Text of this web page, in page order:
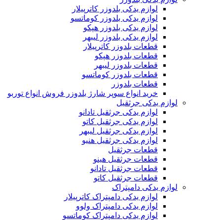
لوازم یدکی بلدوزر کاترپیلار
لوازم یدکی بلدوزر کوماتسو
لوازم یدکی بلدوزر هپکو
لوازم یدکی بلدوزر لیبهر
قطعات بلدوزر کاترپیلار
قطعات بلدوزر هپکو
قطعات بلدوزر لیبهر
قطعات بلدوزر کوماتسو
قطعات بلدوزر
خرید انواع سوپر شارژ بلدوزر فروش انواع توربو
لوازم یدکی جرثقیل
لوازم یدکی جرثقیل تادانو
لوازم یدکی جرثقیل کاتو
لوازم یدکی جرثقیل لیبهر
لوازم یدکی جرثقیل هنیو
قطعات جرثقیل
قطعات جرثقیل هینو
قطعات جرثقیل تادانو
قطعات جرثقیل کاتو
لوازم یدکی دامپتراک
لوازم یدکی دامپتراک کاترپیلار
لوازم یدکی دامپتراک ولوو
لوازم یدکی دامپتراک کوماتسو